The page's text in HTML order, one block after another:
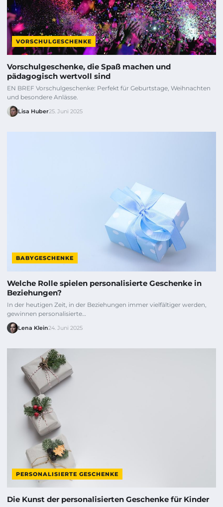
VORSCHULGESCHENKE
Vorschulgeschenke, die Spaß machen und
pädagogisch wertvoll sind
EN BREF Vorschulgeschenke: Perfekt für Geburtstage, Weihnachten
und besondere Anlässe.
Lisa Huber25. Juni 2025
BABYGESCHENKE
Welche Rolle spielen personalisierte Geschenke in
Beziehungen?
In der heutigen Zeit, in der Beziehungen immer vielfältiger werden,
gewinnen personalisierte…
Lena Klein24. Juni 2025
PERSONALISIERTE GESCHENKE
Die Kunst der personalisierten Geschenke für Kinder